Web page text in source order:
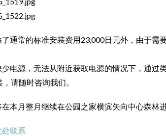
了通常的标准安装费用23,000日元外，由于需
电源，无法从附近获取电源的情况下，通过
请随时咨询我们。
本月整月继续在公园之家横滨矢向中心森林
处联系